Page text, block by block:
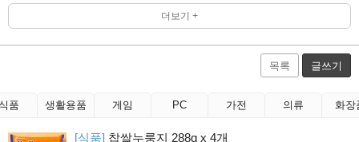
더보기 +
목록 글쓰기
품 생활용품 게임 PC 가전 의류 화장
[식품] 찹쌀누룽지 288g x 4개